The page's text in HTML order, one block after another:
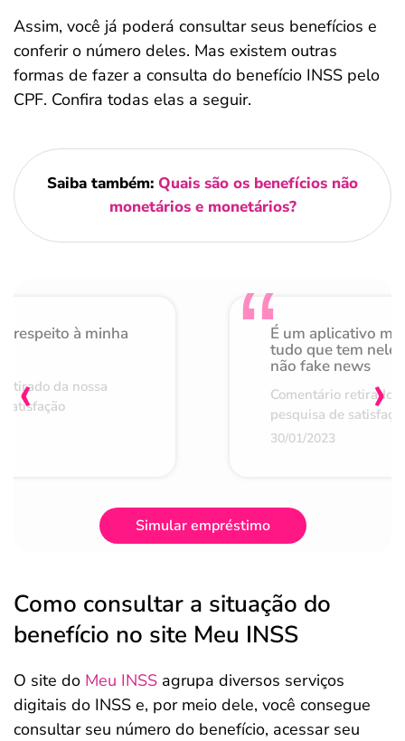
Assim, você já poderá consultar seus benefícios e
conferir o número deles. Mas existem outras
formas de fazer a consulta do benefício INSS pelo
CPF. Confira todas elas a seguir.
Saiba também: Quais são os benefícios não
monetários e monetários?
respeito à minha
da nossa
É um aplicativo
tudo que tem nele
não fake news
Comentário retirado
pesquisa de
30/01/2023
‹ ›
Simular empréstimo
Como consultar a situação do
benefício no site Meu INSS
O site do Meu INSS agrupa diversos serviços
digitais do INSS e, por meio dele, você consegue
consultar seu número do benefício, acessar seu